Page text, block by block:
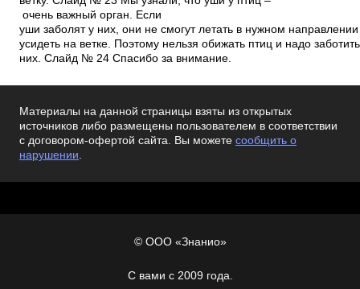
очень важный орган. Если
уши заболят у них, они не смогут летать в нужном
усидеть на ветке. Поэтому нельзя обижать птиц и надо
них. Слайд № 24 Спасибо за внимание.
Материалы на данной страницы взяты из открытых
источников либо размещены пользователем в соответствии
с договором-офертой сайта. Вы можете сообщить о
нарушении.
© ООО «Знанио»
С вами с 2009 года.